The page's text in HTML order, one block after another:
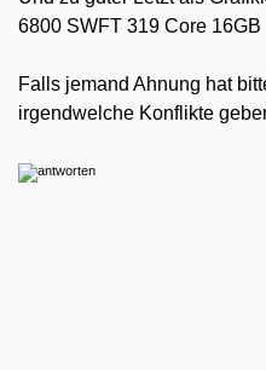
6800 SWFT 319 Core 16GB
Falls jemand Ahnung hat
irgendwelche Konflikte